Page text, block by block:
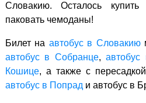
Словакию. Осталось
паковать чемоданы!
Билет на автобус в Словакию
автобус в Собранце,
Кошице, а также с
автобус в Попрад и автобус в